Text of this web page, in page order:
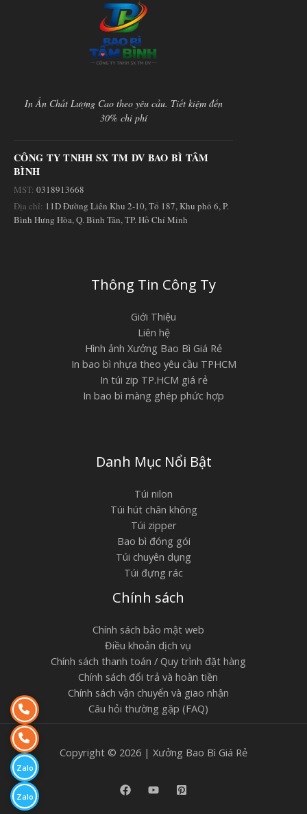
In Ấn Chất Lượng Cao theo yêu cầu. Tiết kiệm đến
30% chi phí
CÔNG TY TNHH SX TM DV BAO BÌ TÂM
BÌNH
MST: 0318913668
Địa chỉ: 11D Đường Liên Khu 2-10, Tổ 187, Khu phố 6, P.
Bình Hưng Hòa, Q. Bình Tân, TP. Hồ Chí Minh
Thông Tin Công Ty
Giới Thiệu
Liên hệ
Hình ảnh Xưởng Bao Bì Giá Rẻ
In bao bì nhựa theo yêu cầu TPHCM
In túi zip TP.HCM giá rẻ
In bao bì màng ghép phức hợp
Danh Mục Nổi Bật
Túi nilon
Túi hút chân không
Túi zipper
Bao bì đóng gói
Túi chuyên dụng
Túi đựng rác
Chính sách
Chính sách bảo mật web
Điều khoản dịch vụ
Chính sách thanh toán / Quy trình đặt hàng
Chính sách đổi trả và hoàn tiền
Chính sách vận chuyển và giao nhận
Câu hỏi thường gặp (FAQ)
Copyright © 2026 | Xưởng Bao Bì Giá Rẻ
Zalo
Zalo